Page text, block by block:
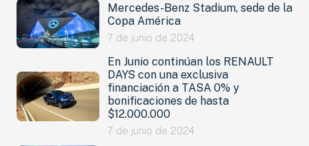
Mercedes-Benz Stadium, sede de la
Copa América
7 de junio de 2024
En Junio continúan los RENAULT
DAYS con una exclusiva
financiación a TASA 0% y
bonificaciones de hasta
$12.000.000
7 de junio de 2024